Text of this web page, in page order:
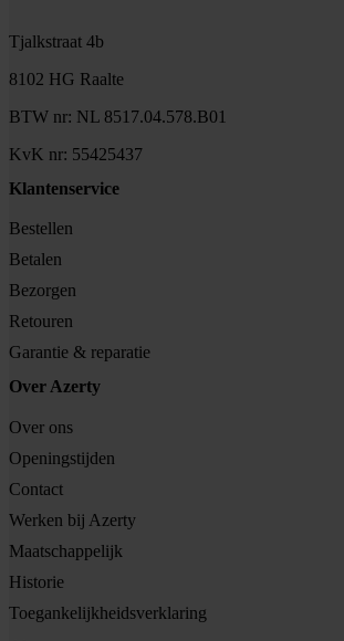
Tjalkstraat 4b
8102 HG Raalte
BTW nr: NL 8517.04.578.B01
KvK nr: 55425437
Klantenservice
Bestellen
Betalen
Bezorgen
Retouren
Garantie & reparatie
Over Azerty
Over ons
Openingstijden
Contact
Werken bij Azerty
Maatschappelijk
Historie
Toegankelijkheidsverklaring